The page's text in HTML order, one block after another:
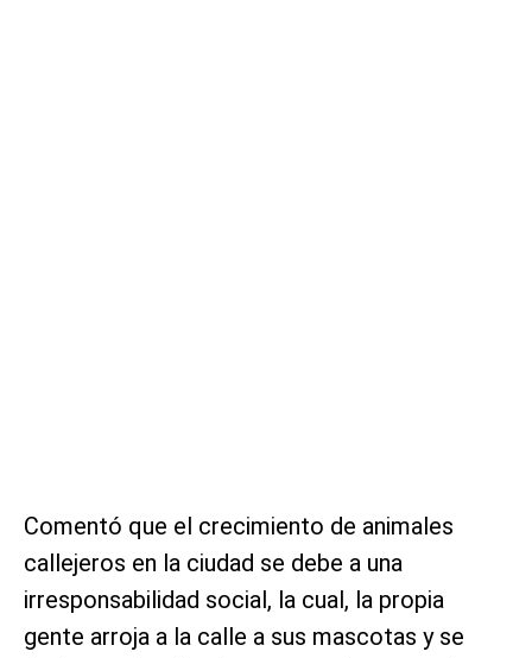
Comentó que el crecimiento de animales
callejeros en la ciudad se debe a una
irresponsabilidad social, la cual, la propia
gente arroja a la calle a sus mascotas y se